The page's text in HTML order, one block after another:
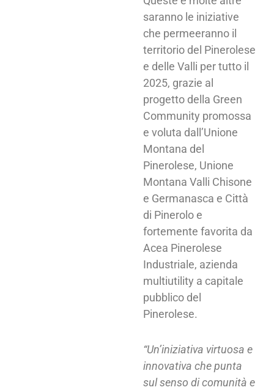
saranno le iniziative
che permeeranno il
territorio del Pinerolese
e delle Valli per tutto il
2025, grazie al
progetto della Green
Community promossa
e voluta dall’Unione
Montana del
Pinerolese, Unione
Montana Valli Chisone
e Germanasca e Città
di Pinerolo e
fortemente favorita da
Acea Pinerolese
Industriale, azienda
multiutility a capitale
pubblico del
Pinerolese.
“Un’iniziativa virtuosa e
innovativa che punta
sul senso di comunità e